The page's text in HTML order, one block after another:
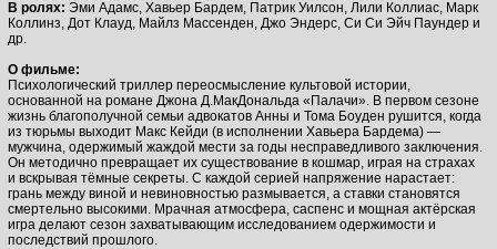
В ролях: Эми Адамс, Хавьер Бардем, Патрик Уилсон, Лили Коллиас, Марк
Коллинз, Дот Клауд, Майлз Массенден, Джо Эндерс, Си Си Эйч Паундер и
др.
О фильме:
Психологический триллер переосмысление культовой истории,
основанной на романе Джона Д.МакДональда «Палачи». В первом сезоне
жизнь благополучной семьи адвокатов Анны и Тома Боуден рушится, когда
из тюрьмы выходит Макс Кейди (в исполнении Хавьера Бардема) —
мужчина, одержимый жаждой мести за годы несправедливого заключения.
Он методично превращает их существование в кошмар, играя на страхах
и вскрывая тёмные секреты. С каждой серией напряжение нарастает:
грань между виной и невиновностью размывается, а ставки становятся
смертельно высокими. Мрачная атмосфера, саспенс и мощная актёрская
игра делают сезон захватывающим исследованием одержимости и
последствий прошлого.